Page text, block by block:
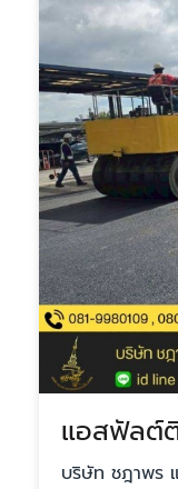
แอสฟัลต์
บริษัท ชฎาพร